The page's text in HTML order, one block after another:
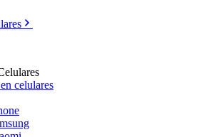
celulares